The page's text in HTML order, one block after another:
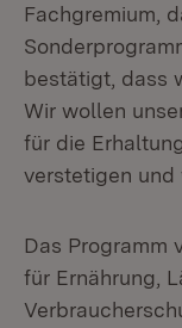
Fachgremium,
bestätigt, dass
Wir wollen
für die
verstetigen und
Das Programm
für Ernährung,